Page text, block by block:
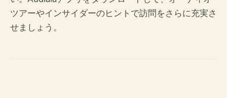
ツアーやインサイダーのヒントで訪問をさらに充実さ
せましょう。